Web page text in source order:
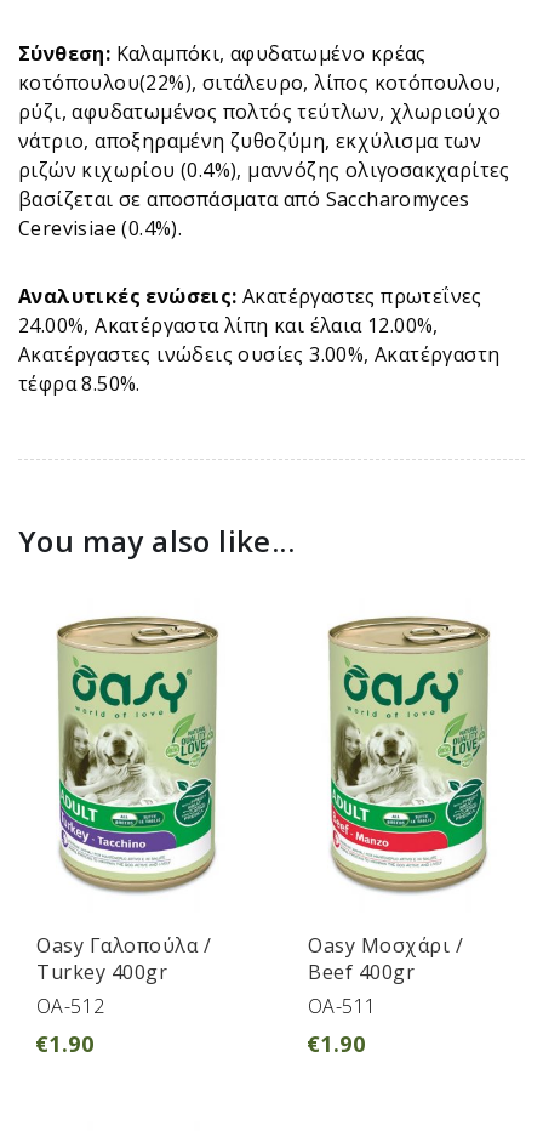
Σύνθεση: Καλαμπόκι, αφυδατωμένο κρέας
κοτόπουλου(22%), σιτάλευρο, λίπος κοτόπουλου,
ρύζι, αφυδατωμένος πολτός τεύτλων, χλωριούχο
νάτριο, αποξηραμένη ζυθοζύμη, εκχύλισμα των
ριζών κιχωρίου (0.4%), μαννόζης ολιγοσακχαρίτες
βασίζεται σε αποσπάσματα από Saccharomyces
Cerevisiae (0.4%).
Αναλυτικές ενώσεις: Aκατέργαστες πρωτεΐνες
24.00%, Ακατέργαστα λίπη και έλαια 12.00%,
Ακατέργαστες ινώδεις ουσίες 3.00%, Ακατέργαστη
τέφρα 8.50%.
You may also like...
Oasy Γαλοπούλα /
Turkey 400gr
OA-512
€1.90
Oasy Μοσχάρι /
Beef 400gr
OA-511
€1.90